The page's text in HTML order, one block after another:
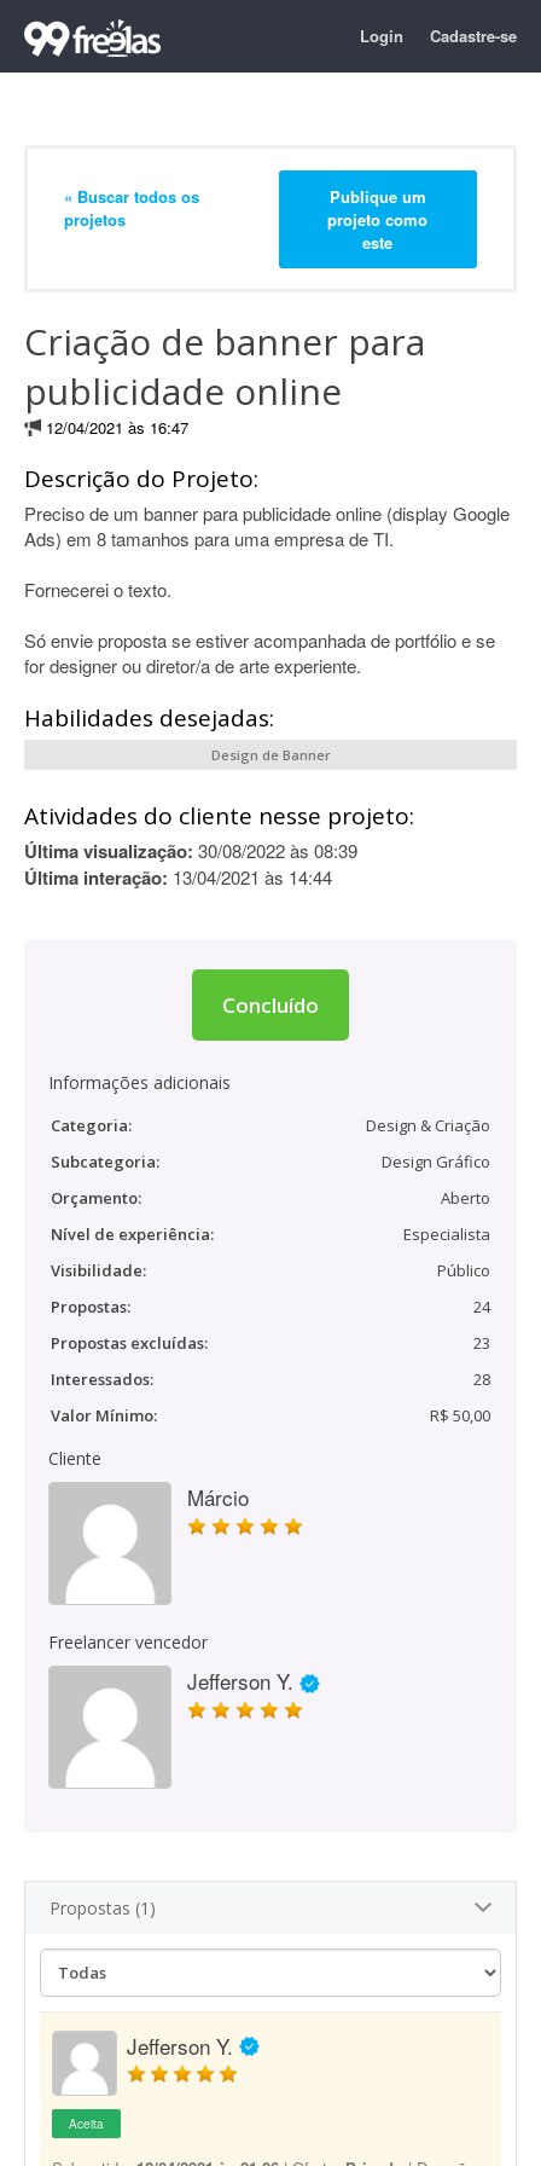
Login Cadastre-se
« Buscar todos os
projetos
Publique um
projeto como
este
Criação de banner para
publicidade online
12/04/2021 às 16:47
Descrição do Projeto:
Preciso de um banner para publicidade online (display Google
Ads) em 8 tamanhos para uma empresa de TI.
Fornecerei o texto.
Só envie proposta se estiver acompanhada de portfólio e se
for designer ou diretor/a de arte experiente.
Habilidades desejadas:
Design de Banner
Atividades do cliente nesse projeto:
Última visualização: 30/08/2022 às 08:39
Última interação: 13/04/2021 às 14:44
Concluído
Informações adicionais
Categoria:
Design & Criação
Subcategoria:
Design Gráfico
Orçamento:
Aberto
Nível de experiência:
Especialista
Visibilidade:
Público
Propostas:
24
Propostas excluídas:
23
Interessados:
28
Valor Mínimo:
R$ 50,00
Cliente
Márcio
Freelancer vencedor
Jefferson Y.
Propostas (1)
Jefferson Y.
Aceita